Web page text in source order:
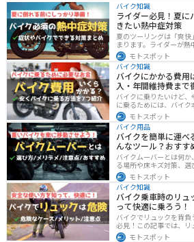
バイク知識
ライダー必見！夏に
きたい熱中症対策
夏のツーリングは「爽
まります。ライダーが
危険性、そして安全に
用ウェア・水分補給・
も快適に走るコツを紹介
モトスポット
バイク知識
バイクにかかる費用
入・年間維持費まで
バイクに乗りたいけど
に乗るためには、バイ
金、免許取得費用、ラ
代、駐車場代などの年
ではバイクに乗るため
た、できるだけ安く抑
て下さい。
モトスポット
バイク用品
バイクを簡単に運べ
んなツール？おすす
バイクムーバーとは何
る場所や床キズ対策、
ガレージで楽に移動し
nyなどおすすめ商品2選
り返しや転倒の不安を
入前の注意点もわかりま
モトスポット
バイク知識
バイク乗車時のリュ
って快適に乗ろう！
バイクでリュックを背
必見！この記事では、
リスクと、安全な方法
モトスポット